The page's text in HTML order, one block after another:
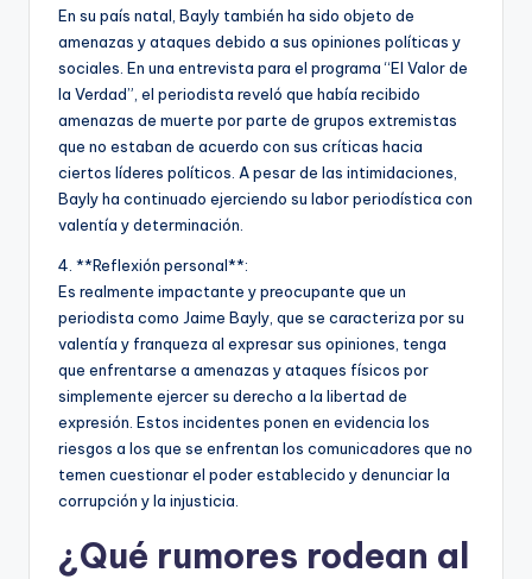
En su país natal, Bayly también ha sido objeto de
amenazas y ataques debido a sus opiniones políticas y
sociales. En una entrevista para el programa “El Valor de
la Verdad”, el periodista reveló que había recibido
amenazas de muerte por parte de grupos extremistas
que no estaban de acuerdo con sus críticas hacia
ciertos líderes políticos. A pesar de las intimidaciones,
Bayly ha continuado ejerciendo su labor periodística con
valentía y determinación.
4. **Reflexión personal**:
Es realmente impactante y preocupante que un
periodista como Jaime Bayly, que se caracteriza por su
valentía y franqueza al expresar sus opiniones, tenga
que enfrentarse a amenazas y ataques físicos por
simplemente ejercer su derecho a la libertad de
expresión. Estos incidentes ponen en evidencia los
riesgos a los que se enfrentan los comunicadores que no
temen cuestionar el poder establecido y denunciar la
corrupción y la injusticia.
¿Qué rumores rodean al